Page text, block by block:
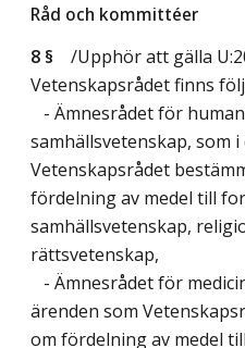
Råd och kommittéer
8 §
/Upphör att gälla
Vetenskapsrådet finns
- Ämnesrådet för
samhällsvetenskap, som
Vetenskapsrådet
fördelning av medel till
samhällsvetenskap,
rättsvetenskap,
- Ämnesrådet för
ärenden som
om fördelning av medel